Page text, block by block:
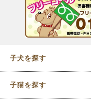
子犬を探す
子猫を探す